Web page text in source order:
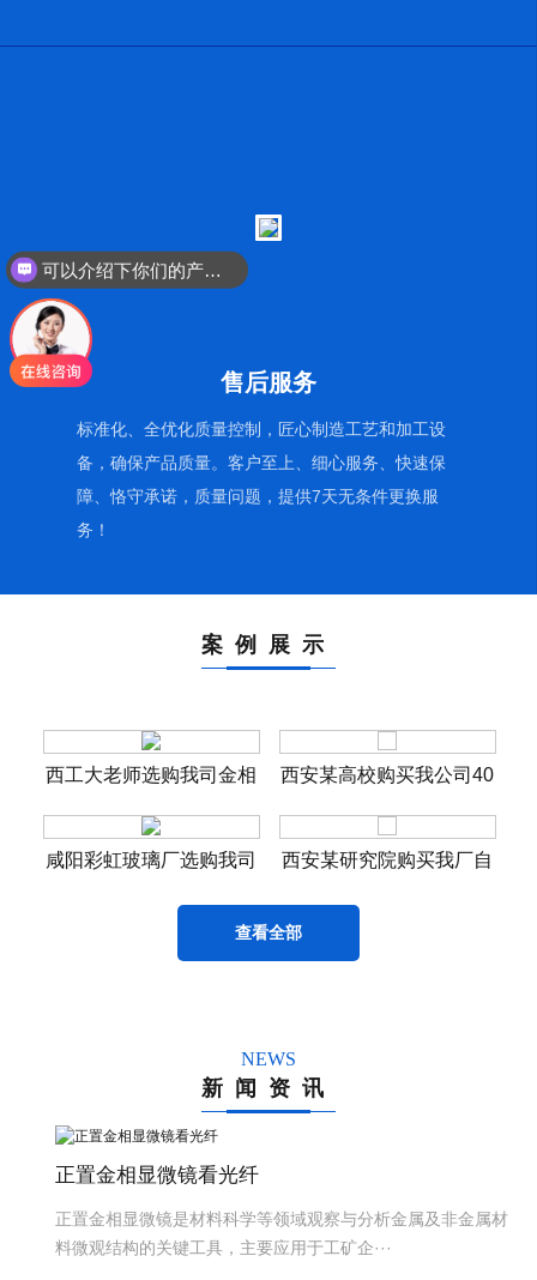
售后服务
标准化、全优化质量控制，匠心制造工艺和加工设
备，确保产品质量。客户至上、细心服务、快速保
障、恪守承诺，质量问题，提供7天无条件更换服
务！
案例展示
西工大老师选购我司金相
显微镜和电解抛光腐蚀仪
咸阳彩虹玻璃厂选购我司
体视显微镜
西安某高校购买我公司40
台学生显微镜LW100B
西安某研究院购买我厂自
动洛氏硬度计
查看全部
NEWS
新闻资讯
正置金相显微镜看光纤
正置金相显微镜是材料科学等领域观察与分析金属及非金属材
料微观结构的关键工具，主要应用于工矿企···